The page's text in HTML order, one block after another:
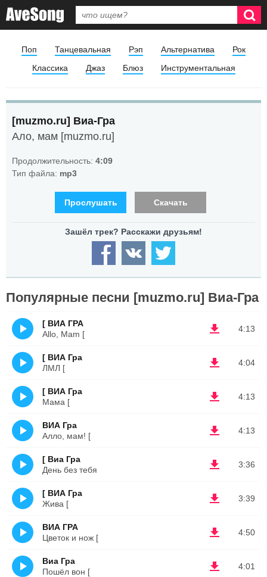
Поп Танцевальная Рэп Альтернатива
Рок
Классика
Джаз Блюз Инструментальная
[muzmo.ru] Виа-Гра
Ало, мам [muzmo.ru]
Продолжительность: 4:09
Тип файла: mp3
Прослушать Скачать
Популярные песни [muzmo.ru] Виа-Гра
4:13
[ ВИА ГРА
Allo, Mam [
4:04
[ ВИА Гра
ЛМЛ [
4:13
[ ВИА Гра
Мама [
4:13
ВИА Гра
Алло, мам! [
3:36
[ Виа Гра
День без тебя
3:39
[ ВИА Гра
Жива [
4:50
ВИА ГРА
Цветок и нож [
4:01
Виа Гра
Пошёл вон [